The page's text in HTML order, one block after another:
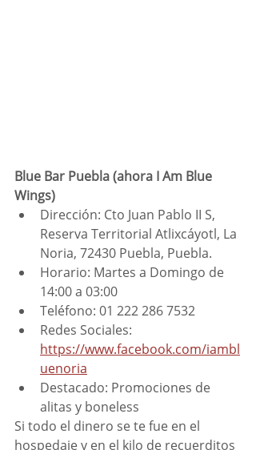
Blue Bar Puebla (ahora I Am Blue
Wings)
Dirección: Cto Juan Pablo II S,
Reserva Territorial Atlixcáyotl, La
Noria, 72430 Puebla, Puebla.
Horario: Martes a Domingo de
14:00 a 03:00
Teléfono: 01 222 286 7532
Redes Sociales:
https://www.facebook.com/iambl
uenoria
Destacado: Promociones de
alitas y boneless
Si todo el dinero se te fue en el
hospedaje y en el kilo de recuerditos